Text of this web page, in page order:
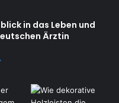
in das Leben und
Ärztin